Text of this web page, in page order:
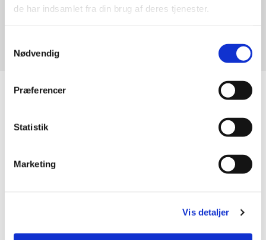
de har indsamlet fra din brug af deres tjenester.
Nødvendig
Præferencer
Statistik
Marketing
Vis detaljer